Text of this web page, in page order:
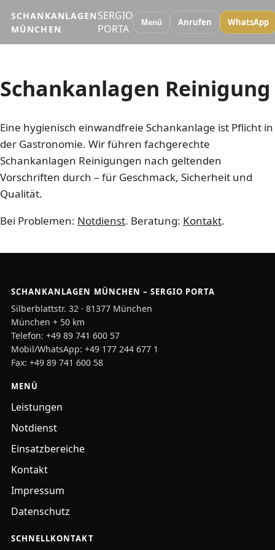
SCHANKANLAGEN
MÜNCHEN
SERGIO
PORTA
Menü Anrufen WhatsApp
Schankanlagen Reinigung
Eine hygienisch einwandfreie Schankanlage ist Pflicht in
der Gastronomie. Wir führen fachgerechte
Schankanlagen Reinigungen nach geltenden
Vorschriften durch – für Geschmack, Sicherheit und
Qualität.
Bei Problemen: Notdienst. Beratung: Kontakt.
SCHANKANLAGEN MÜNCHEN – SERGIO PORTA
Silberblattstr. 32 · 81377 München
München + 50 km
Telefon: +49 89 741 600 57
Mobil/WhatsApp: +49 177 244 677 1
Fax: +49 89 741 600 58
MENÜ
Leistungen
Notdienst
Einsatzbereiche
Kontakt
Impressum
Datenschutz
SCHNELLKONTAKT